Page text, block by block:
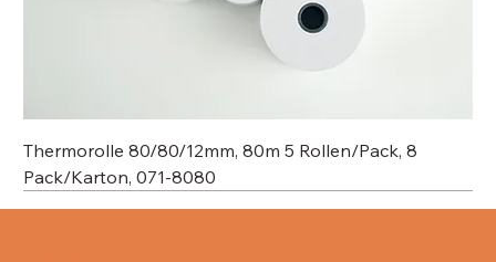
Thermorolle 80/80/12mm, 80m 5 Rollen/Pack, 8
Pack/Karton, 071-8080